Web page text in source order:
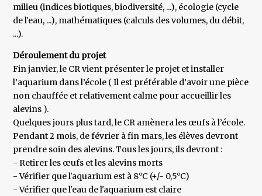
milieu (indices biotiques, biodiversité, ...), écologie (cycle
de l'eau, ...), mathématiques (calculs des volumes, du débit,
...).
Déroulement du projet
Fin janvier, le CR vient présenter le projet et installer
l’aquarium dans l’école ( Il est préférable d’avoir une pièce
non chauffée et relativement calme pour accueillir les
alevins ).
Quelques jours plus tard, le CR amènera les œufs à l’école.
Pendant 2 mois, de février à fin mars, les élèves devront
prendre soin des alevins. Tous les jours, ils devront :
- Retirer les œufs et les alevins morts
- Vérifier que l'aquarium est à 8°C (+/- 0,5°C)
- Vérifier que l'eau de l'aquarium est claire